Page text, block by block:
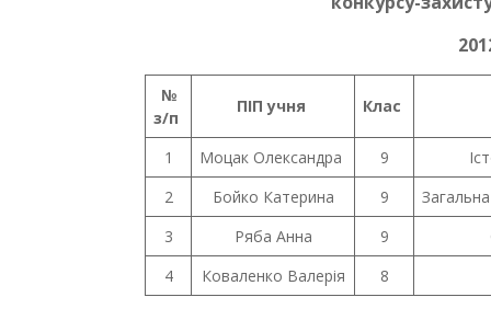
№
з/п
ПІП учня Клас
1 Моцак Олександра 9
2
Бойко Катерина 9
3
Ряба Анна 9
4
Коваленко Валерія 8